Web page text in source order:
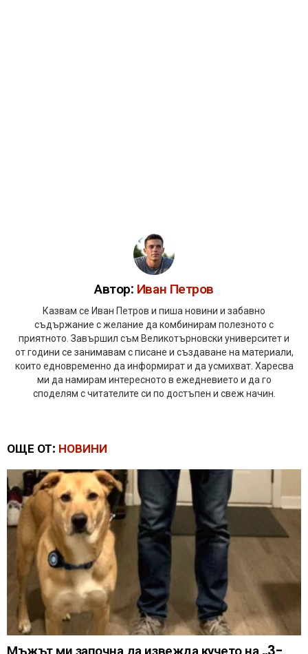
Автор: Иван Петров
Казвам се Иван Петров и пиша новини и забавно
съдържание с желание да комбинирам полезното с
приятното. Завършил съм Великотърновски университет и
от години се занимавам с писане и създаване на материали,
които едновременно да информират и да усмихват. Харесва
ми да намирам интересното в ежедневието и да го
споделям с читателите си по достъпен и свеж начин.
ОЩЕ ОТ: НОВИНИ